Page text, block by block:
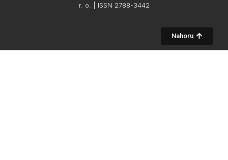
r. o. | ISSN 2788-3442
Nahoru